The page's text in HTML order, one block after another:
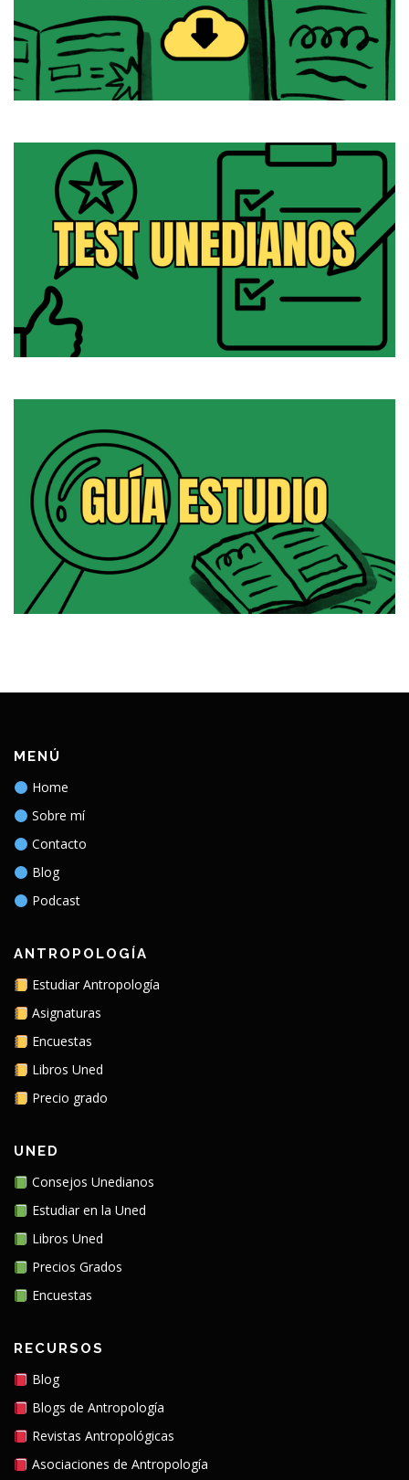
MENÚ
Home
Sobre mí
Contacto
Blog
Podcast
ANTROPOLOGÍA
Estudiar Antropología
Asignaturas
Encuestas
Libros Uned
Precio grado
UNED
Consejos Unedianos
Estudiar en la Uned
Libros Uned
Precios Grados
Encuestas
RECURSOS
Blog
Blogs de Antropología
Revistas Antropológicas
Asociaciones de Antropología